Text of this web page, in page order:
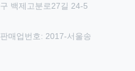
백제고분로27길 24-5
매업번호: 2017-서울송